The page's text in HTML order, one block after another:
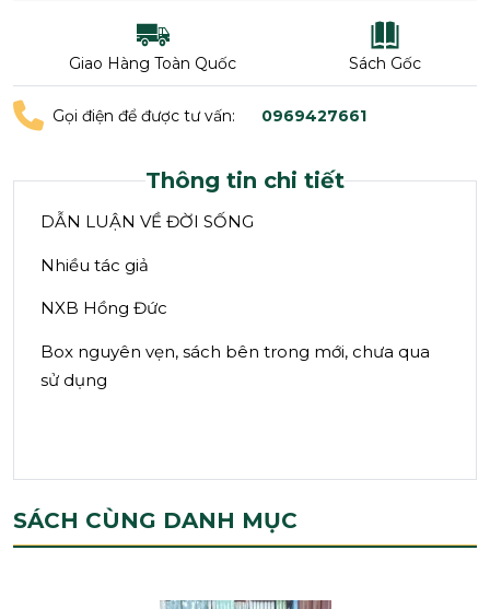
Giao Hàng Toàn Quốc Sách Gốc
Gọi điện để được tư vấn: 0969427661
Thông tin chi tiết
DẪN LUẬN VỀ ĐỜI SỐNG
Nhiều tác giả
NXB Hồng Đức
Box nguyên vẹn, sách bên trong mới, chưa qua
sử dụng
SÁCH CÙNG DANH MỤC